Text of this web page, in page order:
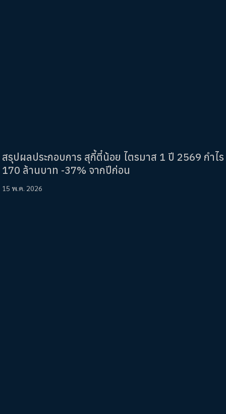
สรุปผลประกอบการ สุกี้ตี๋น้อย ไตรมาส 1 ปี 2569 กำไร
170 ล้านบาท -37% จากปีก่อน
15 พ.ค. 2026